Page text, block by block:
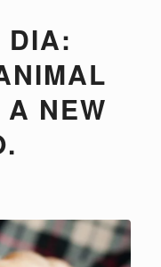
DIA:
NEW